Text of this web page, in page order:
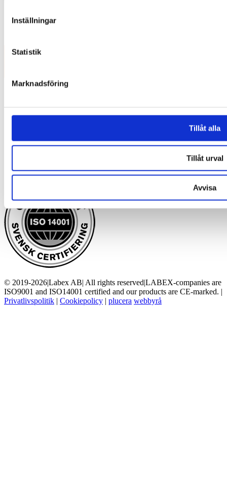
Inställningar
Statistik
Marknadsföring
Tillåt alla
Tillåt urval
Avvisa
© 2019-2026|Labex AB| All rights reserved|LABEX-companies are
ISO9001 and ISO14001 certified and our products are CE-marked. |
Privatlivspolitik | Cookiepolicy | plucera webbyrå